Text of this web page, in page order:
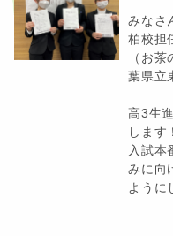
みなさ
柏校担
（お
葉県立
高3生
します！
入試本
みに向
ように